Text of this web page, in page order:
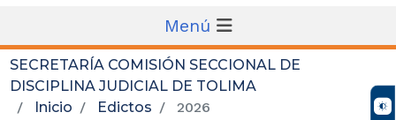
Menú
SECRETARÍA COMISIÓN SECCIONAL DE
DISCIPLINA JUDICIAL DE TOLIMA
Inicio
Edictos 2026